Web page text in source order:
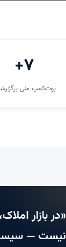
۷+
بوت‌کمپ ملی
«در بازار